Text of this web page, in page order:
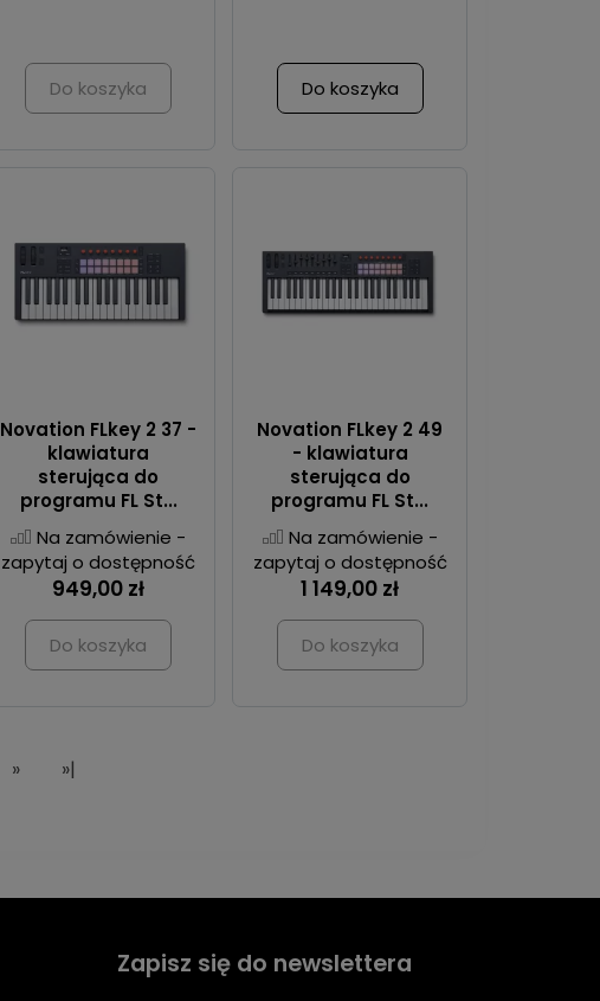
Do koszyka Do koszyka
Novation FLkey 2 37 -
klawiatura
sterująca do
programu FL St...
Na zamówienie -
zapytaj o dostępność
949,00 zł
Do koszyka
Novation FLkey 2 49
- klawiatura
sterująca do
programu FL St...
Na zamówienie -
zapytaj o dostępność
1 149,00 zł
Do koszyka
» »|
Zapisz się do newslettera